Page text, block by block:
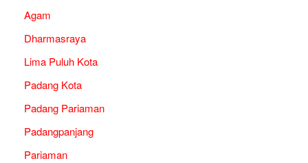
Agam
Dharmasraya
Lima Puluh Kota
Padang Kota
Padang Pariaman
Padangpanjang
Pariaman